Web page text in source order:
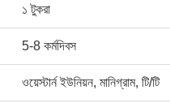
১ টুকরা
5-8 কর্মদিবস
ওয়েস্টার্ন ইউনিয়ন, মানিগ্রাম, টি/টি